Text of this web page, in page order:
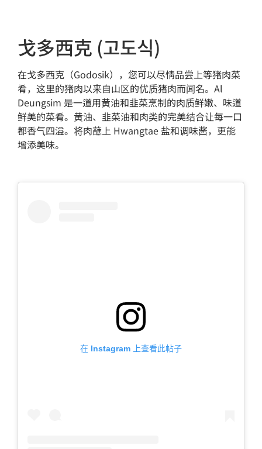
戈多西克 (고도식)
在戈多西克（Godosik），您可以尽情品尝上等猪肉菜
肴，这里的猪肉以来自山区的优质猪肉而闻名。Al
Deungsim 是一道用黄油和韭菜烹制的肉质鲜嫩、味道
鲜美的菜肴。黄油、韭菜油和肉类的完美结合让每一口
都香气四溢。将肉蘸上 Hwangtae 盐和调味酱，更能
增添美味。
在 Instagram 上查看此帖子